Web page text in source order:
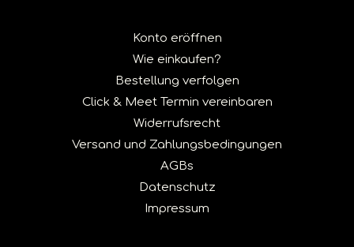
Konto eröffnen
Wie einkaufen?
Bestellung verfolgen
Click & Meet Termin vereinbaren
Widerrufsrecht
Versand und Zahlungsbedingungen
AGBs
Datenschutz
Impressum